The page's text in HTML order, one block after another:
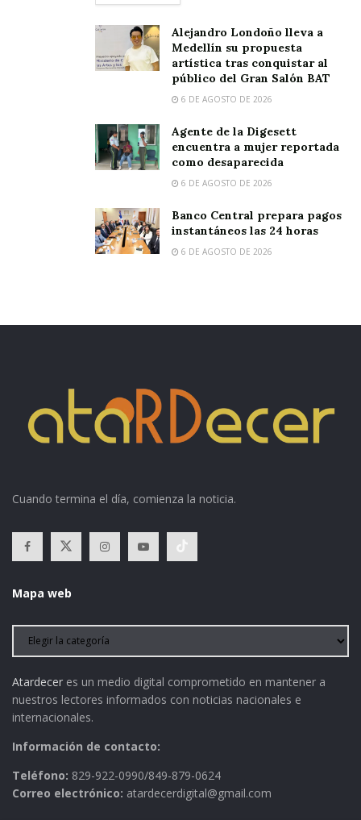
Alejandro Londoño lleva a
Medellín su propuesta
artística tras conquistar al
público del Gran Salón BAT
6 DE AGOSTO DE 2026
Agente de la Digesett
encuentra a mujer reportada
como desaparecida
6 DE AGOSTO DE 2026
Banco Central prepara pagos
instantáneos las 24 horas
6 DE AGOSTO DE 2026
Cuando termina el día, comienza la noticia.
Mapa web
Atardecer es un medio digital comprometido en mantener a
nuestros lectores informados con noticias nacionales e
internacionales.
Información de contacto:
Teléfono: 829-922-0990/849-879-0624
Correo electrónico: atardecerdigital@gmail.com